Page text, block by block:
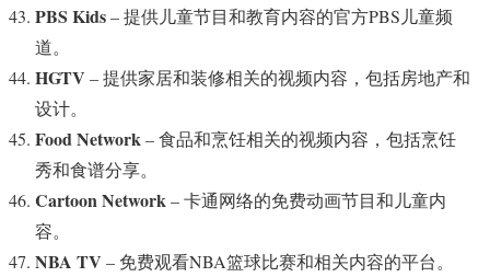
PBS Kids– 提供儿童节目和教育内容的官方PBS儿童频
道。
HGTV – 提供家居和装修相关的视频内容，包括房地产和
设计。
Food Network– 食品和烹饪相关的视频内容，包括烹饪
秀和食谱分享。
Cartoon Network– 卡通网络的免费动画节目和儿童内
容。
NBA TV – 免费观看NBA篮球比赛和相关内容的平台。